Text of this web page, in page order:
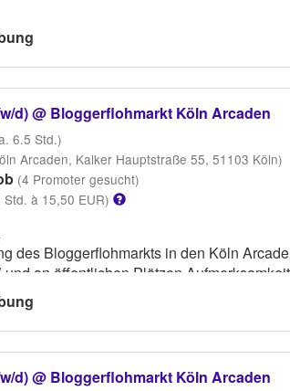
auf-/ abbauen
von Fußbodenaufklebern
Objekten
Bedarf
tragen.
d) @ Bloggerflohmarkt Köln Arcaden
6.5 Std.)
Arcaden, Kalker Hauptstraße 55, 51103 Köln)
(4 Promoter gesucht)
Std. à 15,50 EUR)
des Bloggerflohmarkts in den Köln
an öffentlichen Plätzen
und saubere, weiße Sneaker aus
d) @ Bloggerflohmarkt Köln Arcaden